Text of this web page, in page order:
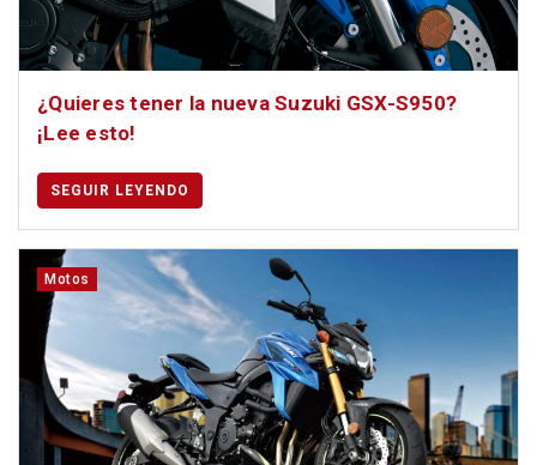
¿Quieres tener la nueva Suzuki GSX-S950?
¡Lee esto!
SEGUIR LEYENDO
Motos